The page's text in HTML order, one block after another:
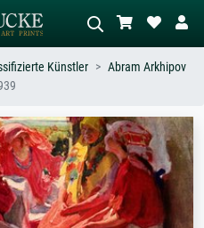
Beschreiben Sie die Szene – z.B. Grüne
Wiese, Abstrakt mit viel Rot, Dunkles
Ölgemälde, Stehender Akt neben einem
Baum.
Künstler
Abram Arkhipov